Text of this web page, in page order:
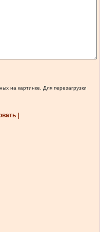
на картинке. Для перезагрузки
|